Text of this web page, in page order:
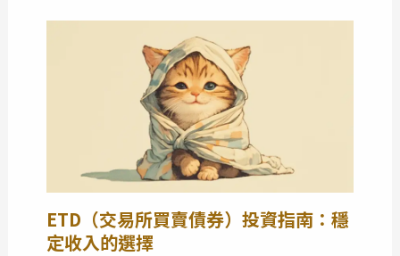
ETD（交易所買賣債券）投資指南：穩
定收入的選擇